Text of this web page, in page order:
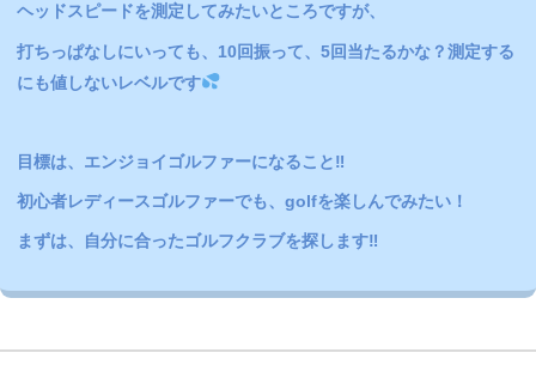
ヘッドスピードを測定してみたいところですが、
打ちっぱなしにいっても、10回振って、5回当たるかな？測定する
にも値しないレベルです
目標は、エンジョイゴルファーになること‼
初心者レディースゴルファーでも、golfを楽しんでみたい！
まずは、自分に合ったゴルフクラブを探します‼